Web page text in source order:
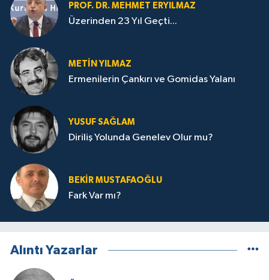
PROF. DR. MEHMET ERYILMAZ
Üzerinden 23 Yıl Geçti...
METIN YILMAZ
Ermenilerin Çankırı ve Gomidas Yalanı
YUSUF SAĞLAM
Diriliş Yolunda Genelev Olur mu?
BEKIR MUSTAFAOĞLU
Fark Var mı?
Alıntı Yazarlar